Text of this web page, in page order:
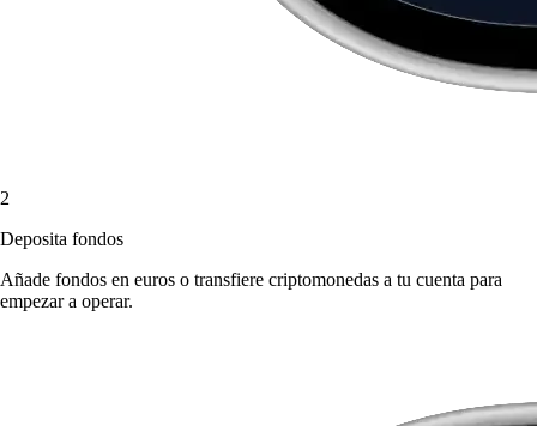
2
Deposita fondos
Añade fondos en euros o transfiere criptomonedas a tu cuenta para
empezar a operar.